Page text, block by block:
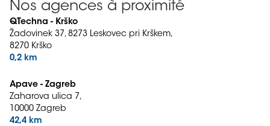
Nos agences à proximité
QTechna - Krško
Žadovinek 37, 8273 Leskovec pri Krškem,
8270 Krško
0,2 km
Apave - Zagreb
Zaharova ulica 7,
10000 Zagreb
42,4 km